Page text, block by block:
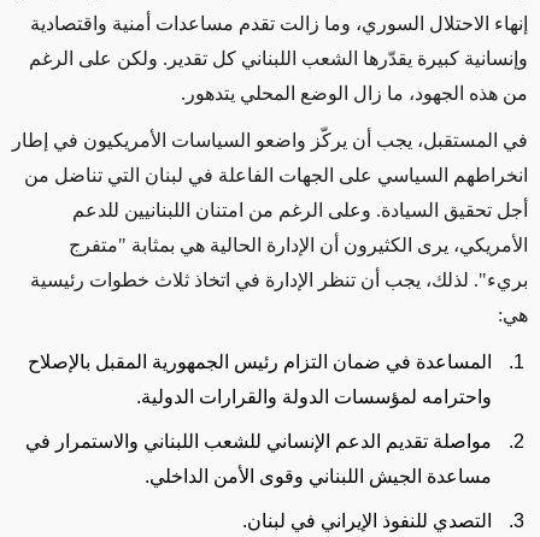
إنهاء الاحتلال السوري، وما زالت تقدم مساعدات أمنية واقتصادية
وإنسانية كبيرة يقدّرها الشعب اللبناني كل تقدير. ولكن على الرغم
من هذه الجهود، ما زال الوضع المحلي يتدهور.
في المستقبل، يجب أن يركّز واضعو السياسات الأمريكيون في إطار
انخراطهم السياسي على الجهات الفاعلة في لبنان التي تناضل من
أجل تحقيق السيادة. وعلى الرغم من امتنان اللبنانيين للدعم
الأمريكي، يرى الكثيرون أن الإدارة الحالية هي بمثابة "متفرج
بريء". لذلك، يجب أن تنظر الإدارة في اتخاذ ثلاث خطوات رئيسية
هي:
المساعدة في ضمان التزام رئيس الجمهورية المقبل بالإصلاح
واحترامه لمؤسسات الدولة والقرارات الدولية.
مواصلة تقديم الدعم الإنساني للشعب اللبناني والاستمرار في
مساعدة الجيش اللبناني وقوى الأمن الداخلي.
التصدي للنفوذ الإيراني في لبنان.